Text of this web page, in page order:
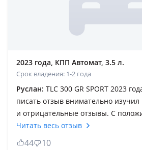
2023 года, КПП Автомат, 3.5 л.
Срок владения: 1-2 года
Руслан: TLC 300 GR SPORT 2023
писать отзыв внимательно
и отрицательные отзывы. С
отзывами согласен только в части
легкости управления. С
Читать весь отзыв
44 10